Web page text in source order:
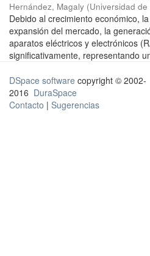
Hernández, Magaly (Universidad
Debido al crecimiento económico,
expansión del mercado, la
aparatos eléctricos y electrónicos
significativamente, representando
DSpace software copyright © 2002-
2016 DuraSpace
Contacto | Sugerencias